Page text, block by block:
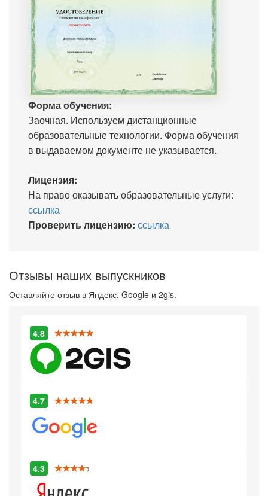
Форма обучения:
Заочная. Используем дистанционные
образовательные технологии. Форма обучения
в выдаваемом документе не указывается.
Лицензия:
На право оказывать образовательные услуги:
ссылка
Проверить лицензию: ссылка
Отзывы наших выпускников
Оставляйте отзыв в Яндекс, Google и 2gis.
4.8
4.7
4.3